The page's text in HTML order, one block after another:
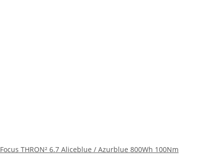
Focus THRON² 6.7 Aliceblue / Azurblue 800Wh 100Nm